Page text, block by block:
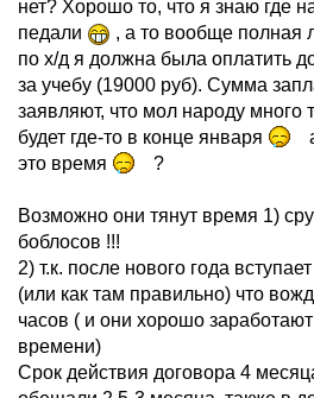
нет? Хорошо то, что я знаю где
педали
, а то вообще полная
по х/д я должна была оплатить
за учебу (19000 руб). Сумма
заявляют, что мол народу
будет где-то в конце января
это время
?
Возможно они тянут время 1)
боблосов !!!
2) т.к. после нового года
(или как там правильно) что
часов ( и они хорошо
времени)
Срок действия договора 4